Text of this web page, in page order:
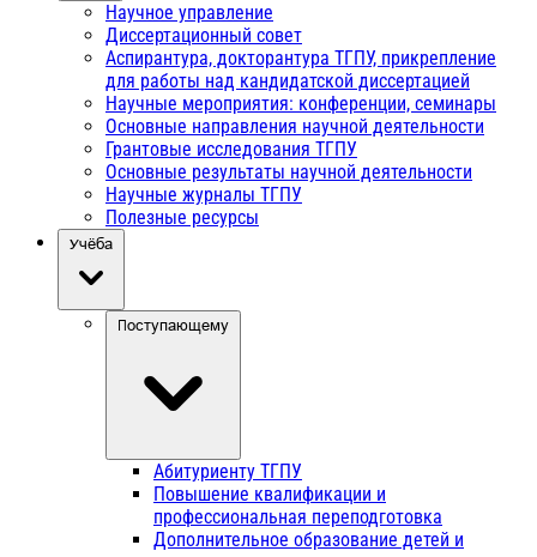
Научное управление
Диссертационный совет
Аспирантура, докторантура ТГПУ, прикрепление
для работы над кандидатской диссертацией
Научные мероприятия: конференции, семинары
Основные направления научной деятельности
Грантовые исследования ТГПУ
Основные результаты научной деятельности
Научные журналы ТГПУ
Полезные ресурсы
Учёба
Поступающему
Абитуриенту ТГПУ
Повышение квалификации и
профессиональная переподготовка
Дополнительное образование детей и